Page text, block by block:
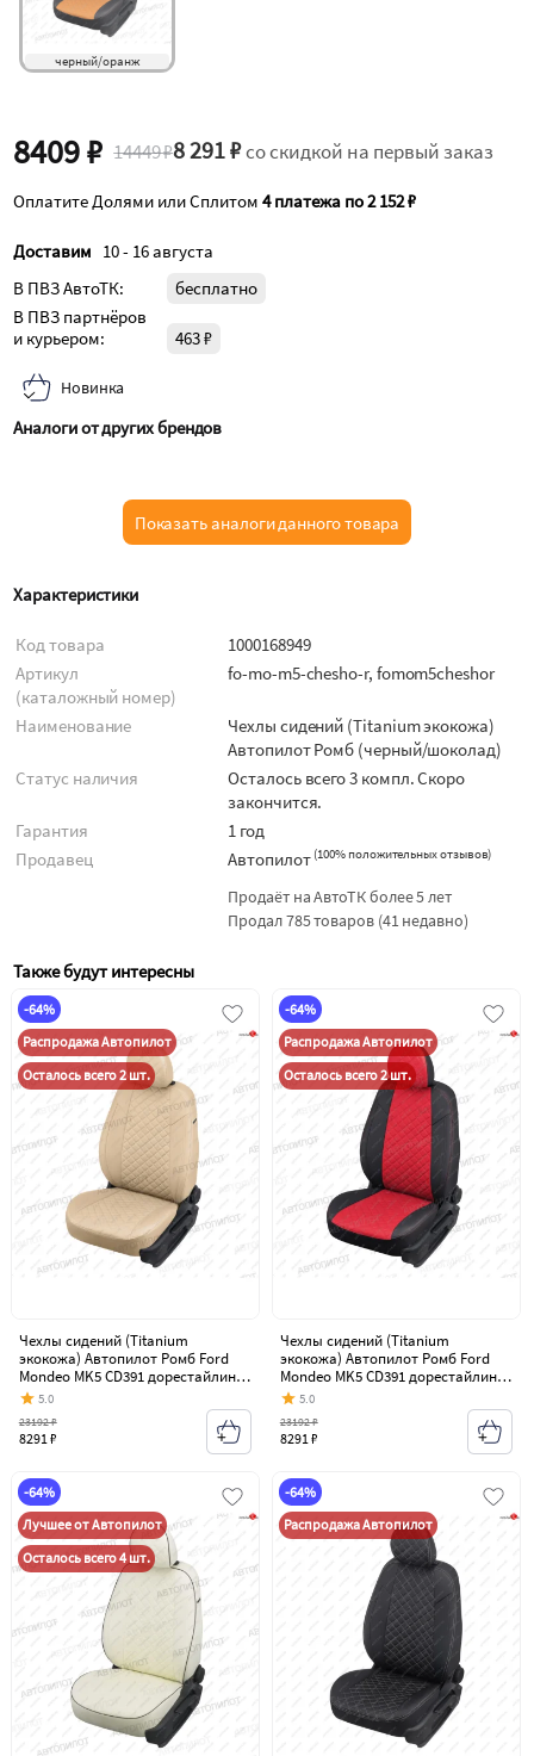
черный/оранж
8409 ₽ 14449 ₽8 291 ₽со скидкой на первый заказ
Оплатите Долями или Сплитом4 платежа по 2 152 ₽
Доставим 10 - 16 августа
В ПВЗ АвтоТК:
бесплатно
В ПВЗ партнёров
и курьером:
463 ₽
Новинка
Аналоги от других брендов
Показать аналоги данного товара
Характеристики
Код товара
1000168949
Артикул
(каталожный номер)
fo-mo-m5-chesho-r, fomom5cheshor
Наименование
Чехлы сидений (Titanium экокожа)
Автопилот Ромб (черный/шоколад)
Статус наличия
Осталось всего 3 компл. Скоро
закончится.
Гарантия
1 год
Продавец
Автопилот (100% положительных отзывов)
Продаёт на АвтоТК более 5 лет
Продал 785 товаров (41 недавно)
Также будут интересны
-64%
Распродажа Автопилот
Осталось всего 2 шт.
Чехлы сидений (Titanium
экокожа) Автопилот Ромб Ford
Mondeo MK5 CD391 дорестайлинг
седан (2014-2018)
5.0
8291 ₽
23192 ₽
-64%
Распродажа Автопилот
Осталось всего 2 шт.
Чехлы сидений (Titanium
экокожа) Автопилот Ромб Ford
Mondeo MK5 CD391 дорестайлинг
седан (2014-2018)
5.0
8291 ₽
23192 ₽
-64%
Лучшее от Автопилот
Осталось всего 4 шт.
-64%
Распродажа Автопилот